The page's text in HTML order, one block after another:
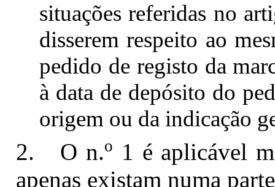
situações referidas no
disserem respeito ao
pedido de registo da
à data de depósito do
origem ou da indicação
2. O n.o 1 é aplicável
apenas existam numa